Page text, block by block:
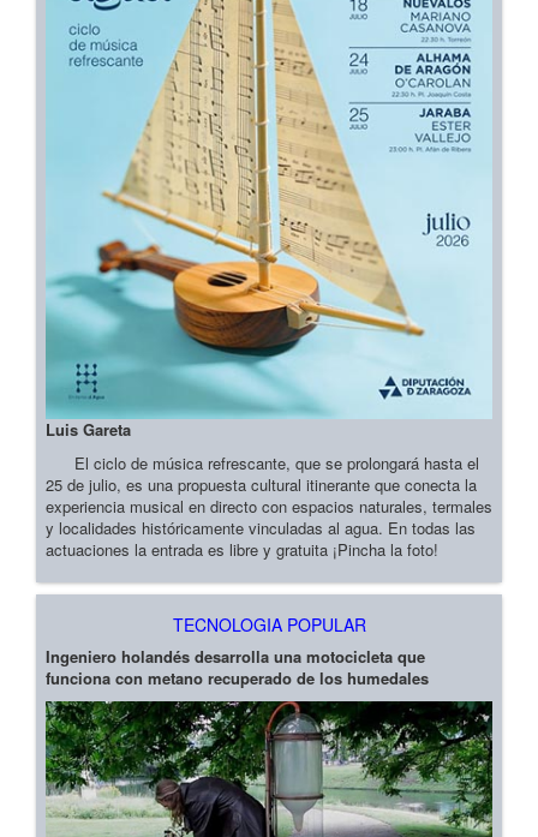
Luis Gareta
El ciclo de música refrescante, que se prolongará hasta el
25 de julio, es una propuesta cultural itinerante que conecta la
experiencia musical en directo con espacios naturales, termales
y localidades históricamente vinculadas al agua. En todas las
actuaciones la entrada es libre y gratuita ¡Pincha la foto!
TECNOLOGIA POPULAR
Ingeniero holandés desarrolla una motocicleta que
funciona con metano recuperado de los humedales